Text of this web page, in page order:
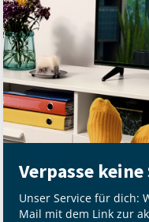
Verpasse
Unser Service für dich:
Mail mit dem Link zur